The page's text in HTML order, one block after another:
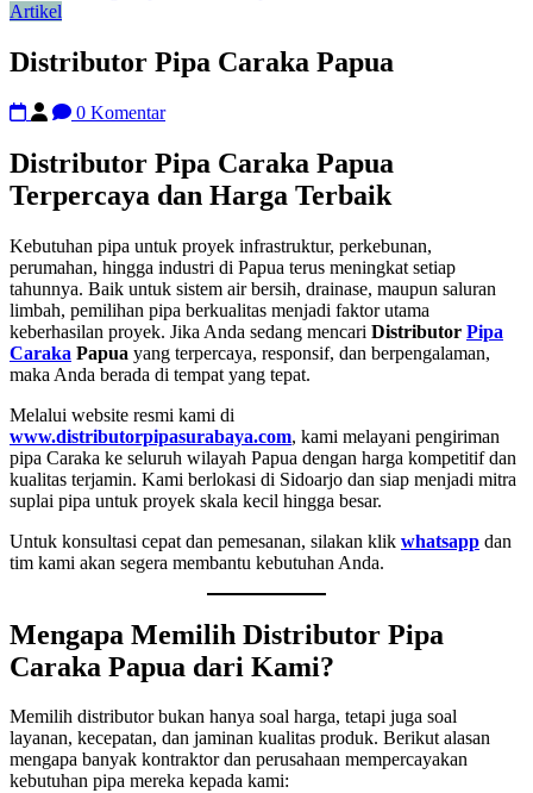
Artikel
Distributor Pipa Caraka Papua
0 Komentar
Distributor Pipa Caraka Papua
Terpercaya dan Harga Terbaik
Kebutuhan pipa untuk proyek infrastruktur, perkebunan,
perumahan, hingga industri di Papua terus meningkat setiap
tahunnya. Baik untuk sistem air bersih, drainase, maupun saluran
limbah, pemilihan pipa berkualitas menjadi faktor utama
keberhasilan proyek. Jika Anda sedang mencari Distributor Pipa
Caraka Papua yang terpercaya, responsif, dan berpengalaman,
maka Anda berada di tempat yang tepat.
Melalui website resmi kami di
www.distributorpipasurabaya.com, kami melayani pengiriman
pipa Caraka ke seluruh wilayah Papua dengan harga kompetitif dan
kualitas terjamin. Kami berlokasi di Sidoarjo dan siap menjadi mitra
suplai pipa untuk proyek skala kecil hingga besar.
Untuk konsultasi cepat dan pemesanan, silakan klik whatsapp dan
tim kami akan segera membantu kebutuhan Anda.
Mengapa Memilih Distributor Pipa
Caraka Papua dari Kami?
Memilih distributor bukan hanya soal harga, tetapi juga soal
layanan, kecepatan, dan jaminan kualitas produk. Berikut alasan
mengapa banyak kontraktor dan perusahaan mempercayakan
kebutuhan pipa mereka kepada kami: